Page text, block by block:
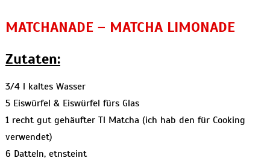
MATCHANADE – MATCHA LIMONADE
Zutaten:
3/4 l kaltes Wasser
5 Eiswürfel & Eiswürfel fürs Glas
1 recht gut gehäufter Tl Matcha (ich hab den für Cooking
verwendet)
6 Datteln, etnsteint